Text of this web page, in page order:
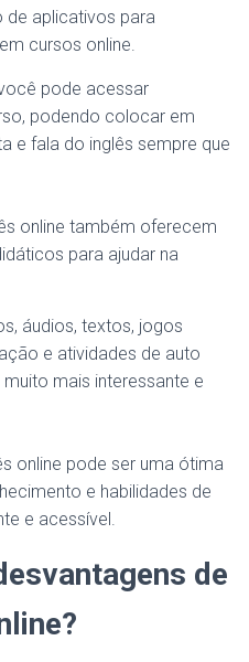
de aplicativos para
cursos online.
pode acessar
podendo colocar em
e fala do inglês sempre que
online também oferecem
para ajudar na
áudios, textos, jogos
e atividades de auto
mais interessante e
online pode ser uma ótima
e habilidades de
e acessível.
de